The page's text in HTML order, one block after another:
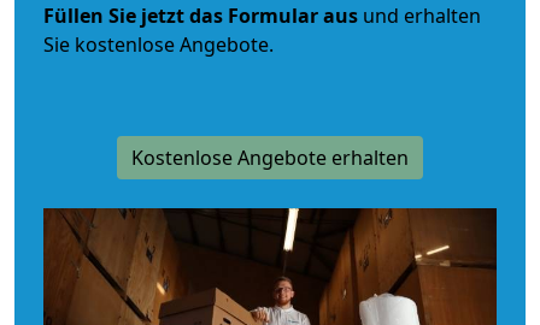
Füllen Sie jetzt das Formular aus und erhalten
Sie kostenlose Angebote.
Kostenlose Angebote erhalten